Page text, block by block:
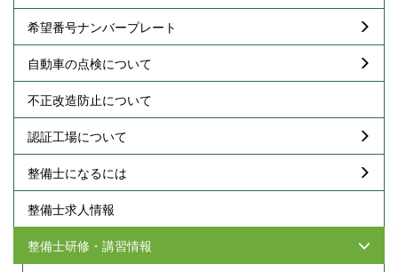
希望番号ナンバープレート
自動車の点検について
不正改造防止について
認証工場について
整備士になるには
整備士求人情報
整備士研修・講習情報